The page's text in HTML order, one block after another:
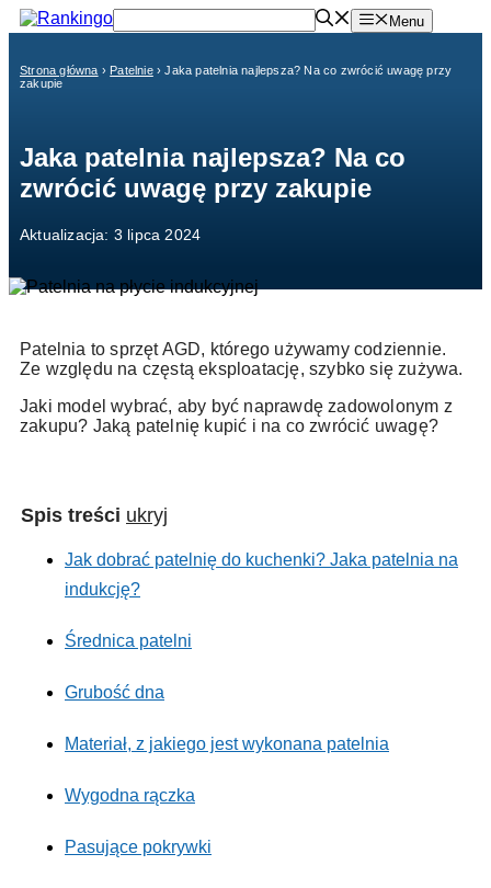
Przejdź
do
Menu
Strona główna › Patelnie›Jaka patelnia najlepsza? Na co zwrócić uwagę przy
zakupie
Jaka patelnia najlepsza? Na co
zwrócić uwagę przy zakupie
Aktualizacja: 3 lipca 2024
Patelnia to sprzęt AGD, którego używamy codziennie.
Ze względu na częstą eksploatację, szybko się zużywa.
Jaki model wybrać, aby być naprawdę zadowolonym z
zakupu? Jaką patelnię kupić i na co zwrócić uwagę?
Spis treści ukryj
Jak dobrać patelnię do kuchenki? Jaka patelnia na
indukcję?
Średnica patelni
Grubość dna
Materiał, z jakiego jest wykonana patelnia
Wygodna rączka
Pasujące pokrywki